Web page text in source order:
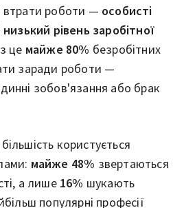
втрати роботи — особисті
низький рівень заробітної
це майже 80% безробітних
заради роботи —
зобов'язання або брак
користується
майже 48% звертаються
а лише 16% шукають
популярні професії